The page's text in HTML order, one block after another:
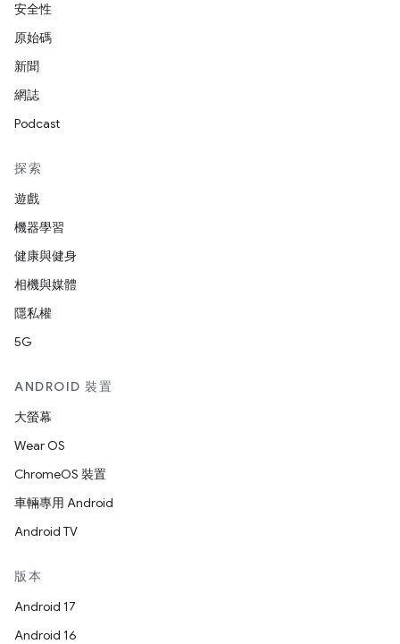
安全性
原始碼
新聞
網誌
Podcast
探索
遊戲
機器學習
健康與健身
相機與媒體
隱私權
5G
ANDROID 裝置
大螢幕
Wear OS
ChromeOS 裝置
車輛專用 Android
Android TV
版本
Android 17
Android 16